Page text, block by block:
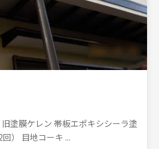
塗膜ケレン 帯板エポキシシーラ塗
） 目地コーキ ...